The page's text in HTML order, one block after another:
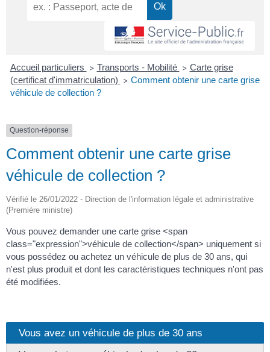
Accueil particuliers > Transports - Mobilité > Carte grise
(certificat d'immatriculation)
> Comment obtenir une carte grise
véhicule de collection ?
Question-réponse
Comment obtenir une carte grise
véhicule de collection ?
Vérifié le 26/01/2022 - Direction de l'information légale et administrative
(Première ministre)
Vous pouvez demander une carte grise <span
class="expression">véhicule de collection</span> uniquement si
vous possédez ou achetez un véhicule de plus de 30 ans, qui
n'est plus produit et dont les caractéristiques techniques n'ont pas
été modifiées.
Vous avez un véhicule de plus de 30 ans